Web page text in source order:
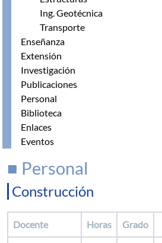
Ing. Geotécnica
Transporte
Enseñanza
Extensión
Investigación
Publicaciones
Personal
Biblioteca
Enlaces
Eventos
■ Personal
Construcción
Docente Horas Grado